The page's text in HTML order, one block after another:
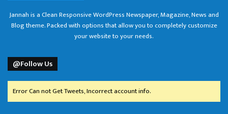
Jannah is a Clean Responsive WordPress Newspaper, Magazine, News and
Blog theme. Packed with options that allow you to completely customize
your website to your needs.
@Follow Us
Error Can not Get Tweets, Incorrect account info.